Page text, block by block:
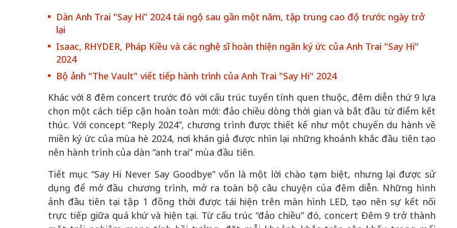
Dàn Anh Trai "Say Hi” 2024 tái ngộ sau gần một năm, tập trung cao độ trước ngày trở
lại
Isaac, RHYDER, Pháp Kiều và các nghệ sĩ hoàn thiện ngăn ký ức của Anh Trai "Say Hi"
2024
Bộ ảnh "The Vault" viết tiếp hành trình của Anh Trai "Say Hi" 2024
Khác với 8 đêm concert trước đó với cấu trúc tuyến tính quen thuộc, đêm diễn thứ 9 lựa
chọn một cách tiếp cận hoàn toàn mới: đảo chiều dòng thời gian và bắt đầu từ điểm kết
thúc. Với concept “Reply 2024”, chương trình được thiết kế như một chuyến du hành về
miền ký ức của mùa hè 2024, nơi khán giả được nhìn lại những khoảnh khắc đầu tiên tạo
nên hành trình của dàn “anh trai” mùa đầu tiên.
Tiết mục “Say Hi Never Say Goodbye” vốn là một lời chào tạm biệt, nhưng lại được sử
dụng để mở đầu chương trình, mở ra toàn bộ câu chuyện của đêm diễn. Những hình
ảnh đầu tiên tại tập 1 đồng thời được tái hiện trên màn hình LED, tạo nên sự kết nối
trực tiếp giữa quá khứ và hiện tại. Từ cấu trúc “đảo chiều” đó, concert Đêm 9 trở thành
Hà Nội vững bước vào
không gian phát triển
mới - Kỳ 5: Thủ đô qua
lăng kính số hóa
50 năm Việt Nam gia
nguồn nội lực văn hóa,
định hình vị thế kiến
tạo | Kỳ 4: Sáng kiến
làm nên diện mạo mới
50 năm Việt Nam gia
nguồn nội lực văn hóa,
định hình vị thế kiến
tạo | Kỳ 3: Hội nhập
quốc tế bằng bản lĩnh
định hình vị
tạo | Kỳ 1:
hòa bình thể
quyết định